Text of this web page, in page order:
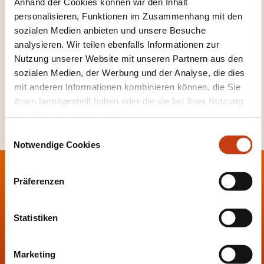
personalisieren, Funktionen im Zusammenhang mit den
sozialen Medien anbieten und unsere Besuche
analysieren. Wir teilen ebenfalls Informationen zur
Nutzung unserer Website mit unseren Partnern aus den
sozialen Medien, der Werbung und der Analyse, die dies
mit anderen Informationen kombinieren können, die Sie
ihnen bereitgestellt haben oder die sie bei Ihrer Nutzung
Notwendige Cookies
Präferenzen
Statistiken
Marketing
c) wer einen Titel, der einen dieser Berufe
bezeichnet, oder einen anderen
irreführenden Titel führt, ohne dazu
berechtigt zu sein; …".
Anlaufstelle
Ministère de la Santé